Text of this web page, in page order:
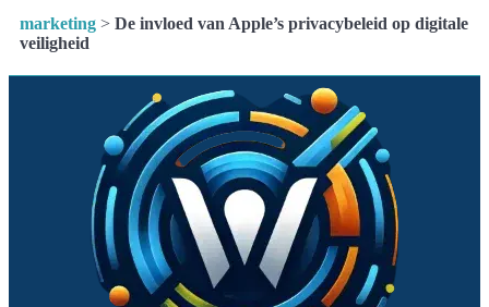
marketing > De invloed van Apple’s privacybeleid op digitale
veiligheid